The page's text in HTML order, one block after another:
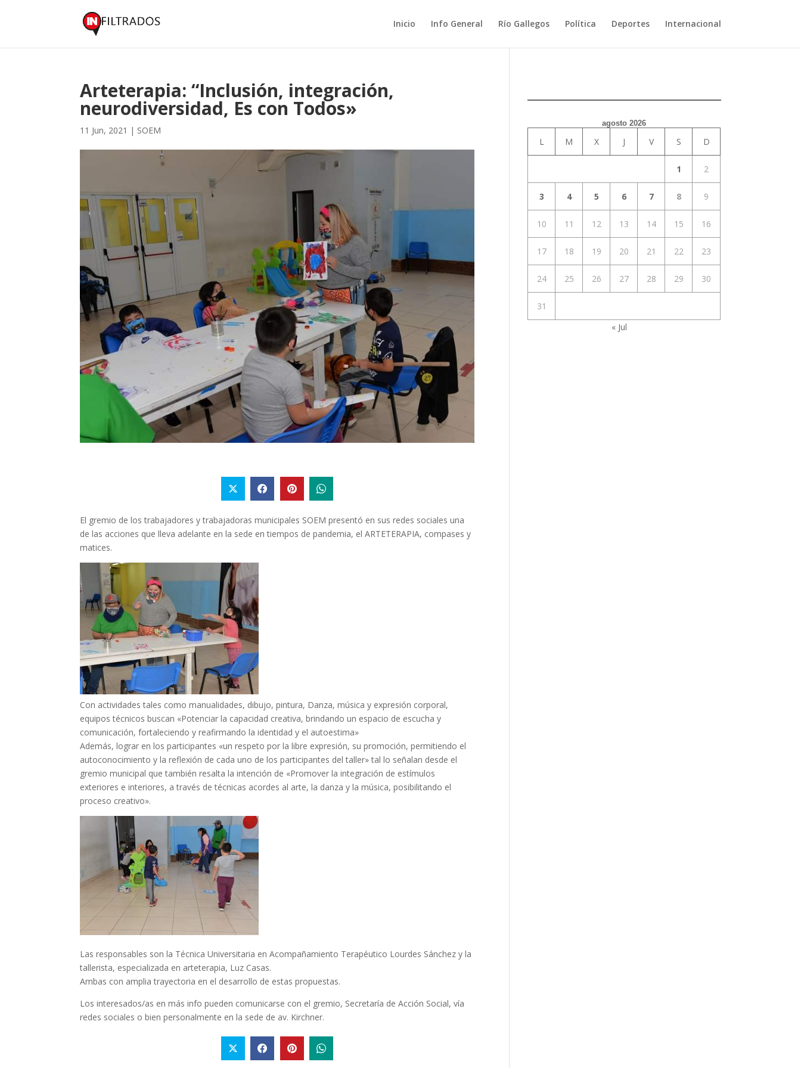
Inicio Info General Río Gallegos Política Deportes Internacional
Arteterapia: “Inclusión, integración,
neurodiversidad, Es con Todos»
11 Jun, 2021 | SOEM
El gremio de los trabajadores y trabajadoras municipales SOEM presentó en sus redes sociales una
de las acciones que lleva adelante en la sede en tiempos de pandemia, el ARTETERAPIA, compases y
matices.
Con actividades tales como manualidades, dibujo, pintura, Danza, música y expresión corporal,
equipos técnicos buscan «Potenciar la capacidad creativa, brindando un espacio de escucha y
comunicación, fortaleciendo y reafirmando la identidad y el autoestima»
Además, lograr en los participantes «un respeto por la libre expresión, su promoción, permitiendo el
autoconocimiento y la reflexión de cada uno de los participantes del taller» tal lo señalan desde el
gremio municipal que también resalta la intención de «Promover la integración de estímulos
exteriores e interiores, a través de técnicas acordes al arte, la danza y la música, posibilitando el
proceso creativo».
Las responsables son la Técnica Universitaria en Acompañamiento Terapéutico Lourdes Sánchez y la
tallerista, especializada en arteterapia, Luz Casas.
Ambas con amplia trayectoria en el desarrollo de estas propuestas.
Los interesados/as en más info pueden comunicarse con el gremio, Secretaría de Acción Social, vía
redes sociales o bien personalmente en la sede de av. Kirchner.
agosto 2026
L M X J V S D
1 2
3 4 5 6 7 8 9
10 11 12 13 14 15 16
17 18 19 20 21 22 23
24 25 26 27 28 29 30
31
« Jul